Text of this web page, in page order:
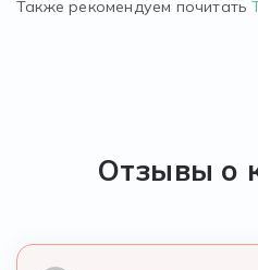
Также рекомендуем почитать
Отзывы о